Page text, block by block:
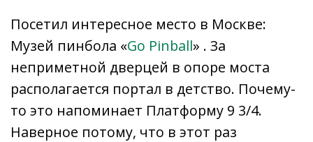
Посетил интересное место в Москве:
Музей пинбола «Go Pinball» . За
неприметной дверцей в опоре моста
располагается портал в детство. Почему-
то это напоминает Платформу 9 3/4.
Наверное потому, что в этот раз